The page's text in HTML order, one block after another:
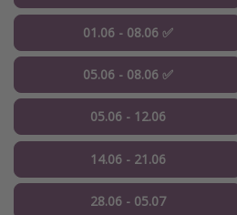
01.06 - 08.06 ✅
05.06 - 08.06 ✅
05.06 - 12.06
14.06 - 21.06
28.06 - 05.07